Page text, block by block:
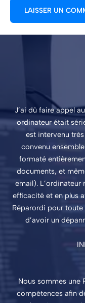
J’ai dû faire appel
ordinateur était
est intervenu
convenu
formaté
documents, et
email). L’ordinateur
efficacité et en plus
Réparordi pour
d’avoir un
Nous sommes une
compétences afin